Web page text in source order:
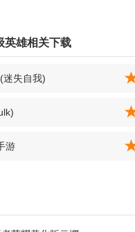
英雄相关下载
迷失自我)
游